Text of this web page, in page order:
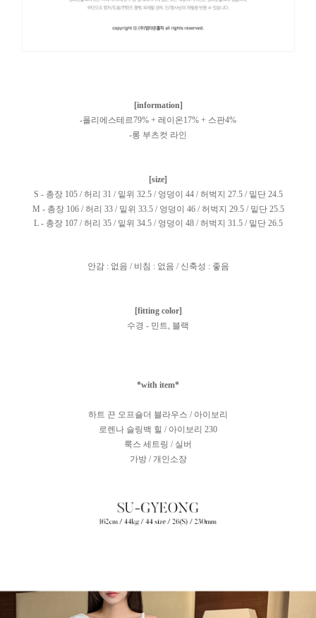
[information]
-폴리에스테르79% + 레이온17% + 스판4%
-롱 부츠컷 라인
[size]
S - 총장 105 / 허리 31 / 밑위 32.5 / 엉덩이 44 / 허벅지 27.5 / 밑단 24.5
M - 총장 106 / 허리 33 / 밑위 33.5 / 엉덩이 46 / 허벅지 29.5 / 밑단 25.5
L - 총장 107 / 허리 35 / 밑위 34.5 / 엉덩이 48 / 허벅지 31.5 / 밑단 26.5
안감 : 없음 / 비침 : 없음 / 신축성 : 좋음
[fitting color]
수경 - 민트, 블랙
*with item*
하트 끈 오프숄더 블라우스 / 아이보리
로렌나 슬링백 힐 / 아이보리 230
룩스 세트링 / 실버
가방 / 개인소장